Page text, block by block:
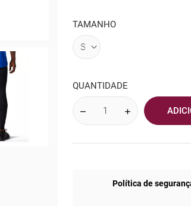
TAMANHO
QUANTIDADE
Política de